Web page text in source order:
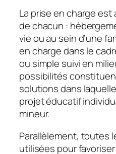
La prise en charge
de chacun :
vie ou au sein d’une
en charge dans le
ou simple suivi en
possibilités
solutions dans
projet éducatif
mineur.
Parallèlement, toutes
utilisées pour